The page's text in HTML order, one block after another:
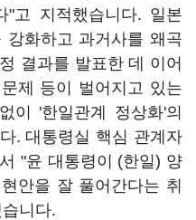
"고 지적했습니다. 일본
화하고 과거사를 왜곡
결과를 발표한 데 이어
제 등이 벌어지고 있는
이 '한일관계 정상화'의
. 대통령실 핵심 관계자
"윤 대통령이 (한일) 양
안을 잘 풀어간다는 취
니다.